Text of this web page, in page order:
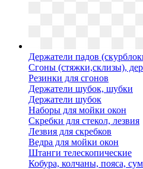
Держатели падов
Сгоны (стяжки,склизы),
Резинки для сгонов
Держатели шубок, шубки
Держатели шубок
Наборы для мойки окон
Скребки для стекол, лезвия
Лезвия для скребков
Ведра для мойки окон
Штанги телескопические
Кобура, колчаны, пояса,